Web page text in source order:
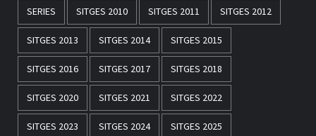
SERIES SITGES 2010 SITGES 2011 SITGES 2012
SITGES 2013 SITGES 2014 SITGES 2015
SITGES 2016 SITGES 2017 SITGES 2018
SITGES 2020 SITGES 2021 SITGES 2022
SITGES 2023 SITGES 2024 SITGES 2025